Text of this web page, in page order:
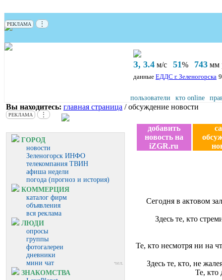
РЕКЛАМА ⋮
З, 3.4 м/с 51% 743 мм
данные ЕДДС г. Зеленогорска
пользователи кто online
Вы находитесь: главная страница / обсуждение новости
РЕКЛАМА ⋮
ГОРОД
новости
Зеленогорск ИНФО
телекомпания ТВИН
афиша недели
погода (прогноз и история)
КОММЕРЦИЯ
каталог фирм
объявления
вся реклама
ЛЮДИ
опросы
группы
фотогалереи
дневники
мини чат
чел.
ЗНАКОМСТВА
добавить
новость на
iZGR.ru
Сегодня в актовом
Здесь те, кто
Те, кто несмотря ни на
Здесь те, кто, не
Те, кто